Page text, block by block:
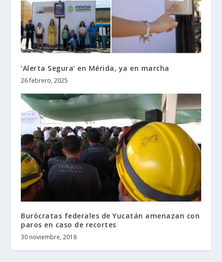
‘Alerta Segura’ en Mérida, ya en marcha
26 febrero, 2025
Burócratas federales de Yucatán amenazan con
paros en caso de recortes
30 noviembre, 2018